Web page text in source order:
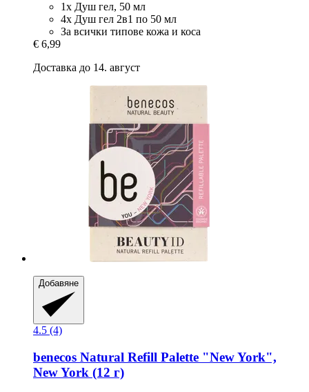
1x Душ гел, 50 мл
4x Душ гел 2в1 по 50 мл
За всички типове кожа и коса
€ 6,99
Доставка до 14. август
Добавяне
4.5 (4)
benecos Natural Refill Palette "New York",
New York (12 г)